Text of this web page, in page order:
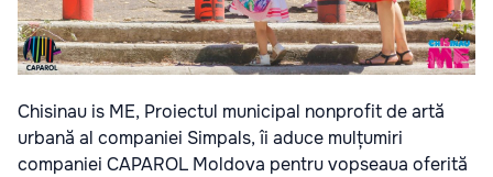
Chisinau is ME, Proiectul municipal nonprofit de artă
urbană al companiei Simpals, îi aduce mulțumiri
companiei CAPAROL Moldova pentru vopseaua oferită